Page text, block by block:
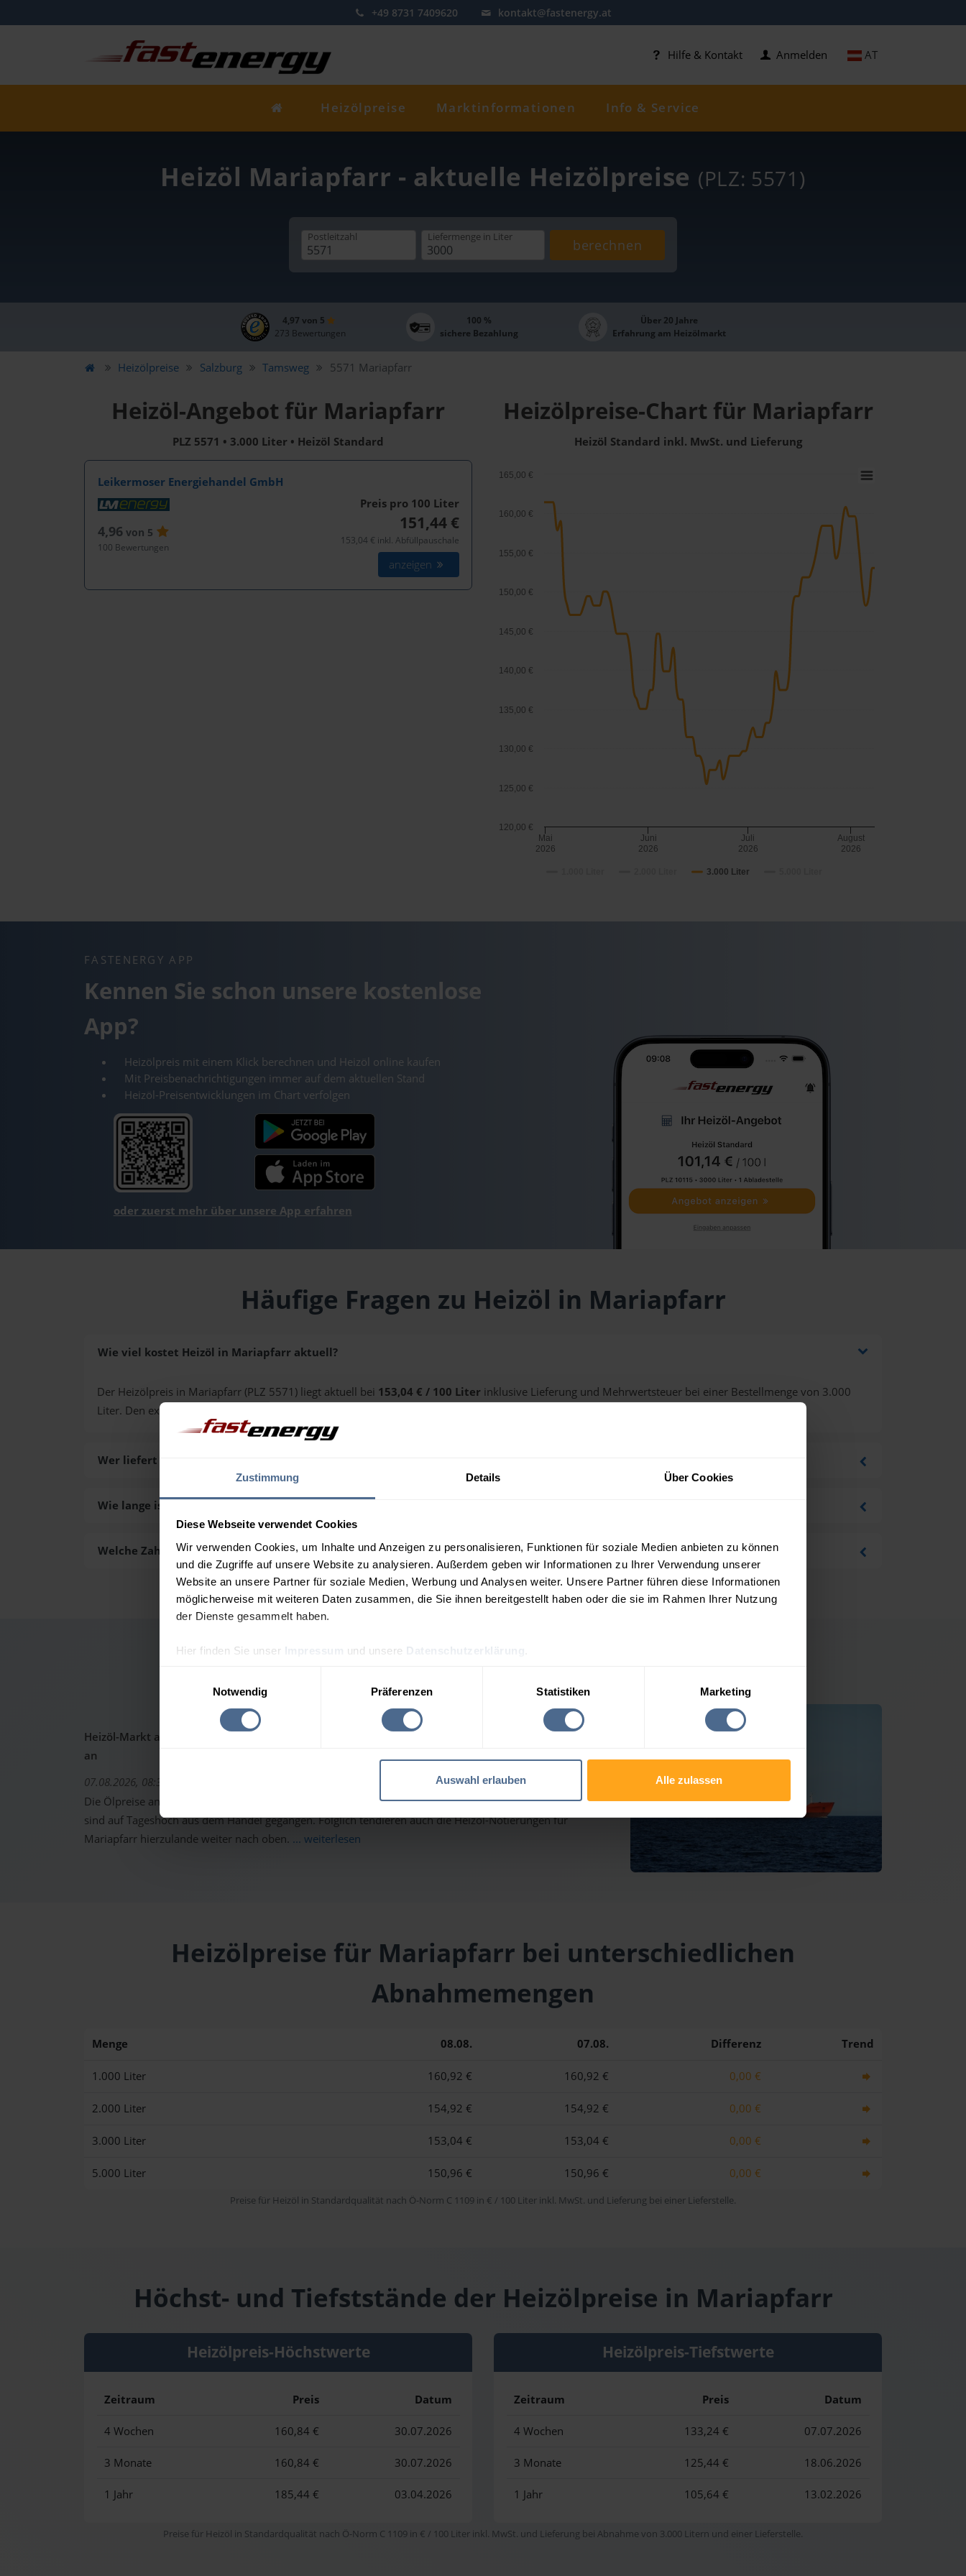
Zustimmung Details Über Cookies
Diese Webseite verwendet Cookies
Wir verwenden Cookies, um Inhalte und Anzeigen zu personalisieren, Funktionen für soziale Medien anbieten zu können
und die Zugriffe auf unsere Website zu analysieren. Außerdem geben wir Informationen zu Ihrer Verwendung unserer
Website an unsere Partner für soziale Medien, Werbung und Analysen weiter. Unsere Partner führen diese Informationen
möglicherweise mit weiteren Daten zusammen, die Sie ihnen bereitgestellt haben oder die sie im Rahmen Ihrer Nutzung
der Dienste gesammelt haben.
Hier finden Sie unser Impressum und unsere Datenschutzerklärung
Notwendig
Präferenzen Statistiken Marketing
Auswahl erlauben Alle zulassen
+49 8731 7409620 kontakt@fastenergy.at
AT
Hilfe & Kontakt Anmelden
Heizölpreise Marktinformationen Info & Service
Heizöl Mariapfarr - aktuelle Heizölpreise (PLZ: 5571)
Postleitzahl Liefermenge in Liter berechnen
4,97 von 5
273 Bewertungen
100 %
sichere Bezahlung
Über 20 Jahre
Erfahrung am Heizölmarkt
Heizölpreise Salzburg Tamsweg 5571 Mariapfarr
Heizöl-Angebot für Mariapfarr
PLZ 5571 • 3.000 Liter • Heizöl Standard
Leikermoser Energiehandel GmbH
4,96von 5
100 Bewertungen
Preis pro 100 Liter
151,44 €
153,04 € inkl. Abfüllpauschale
anzeigen
Heizölpreise-Chart für Mariapfarr
Heizöl Standard inkl. MwSt. und Lieferung
3.000 Liter
Mai
2026
Juni
2026
Juli
2026
August
2026
120,00 €
125,00 €
130,00 €
135,00 €
140,00 €
145,00 €
150,00 €
155,00 €
160,00 €
165,00 €
FASTENERGY APP
Kennen Sie schon unsere kostenlose
App?
Heizölpreis mit einem Klick berechnen und Heizöl online kaufen
Mit Preisbenachrichtigungen immer auf dem aktuellen Stand
Heizöl-Preisentwicklungen im Chart verfolgen
oder zuerst mehr über unsere App erfahren
Häufige Fragen zu Heizöl in Mariapfarr
Wie viel kostet Heizöl in Mariapfarr aktuell?
Der Heizölpreis in Mariapfarr (PLZ 5571) liegt aktuell bei 153,04 € / 100 Liter inklusive Lieferung und Mehrwertsteuer bei einer Bestellmenge von 3.000
Liter. Den exakten Preis für Ihre Wunschmenge erhalten Sie über unseren
Wer liefert das Heizöl in Mariapfarr aus?
Wie lange ist die Lieferzeit des Heizöls in Mariapfarr?
Welche Zahlungsarten gibt es?
Heizöl-Markt aktuell: Ölpreise schon wieder auf dem Weg nach oben - Heizölpreise ziehen ebenfalls
an
07.08.2026, 08:37 Uhr
Die Ölpreise an den internationalen Warenterminmärkten haben gestern weiter deutlich zugelegt und
sind auf Tageshoch aus dem Handel gegangen. Folglich tendieren auch die Heizöl-Notierungen für
Mariapfarr hierzulande weiter nach oben. ... weiterlesen
Heizölpreise für Mariapfarr bei unterschiedlichen
Abnahmemengen
Menge 08.08. 07.08. Differenz Trend
1.000 Liter 160,92 € 160,92 € 0,00 €
2.000 Liter 154,92 € 154,92 € 0,00 €
3.000 Liter 153,04 € 153,04 € 0,00 €
5.000 Liter 150,96 € 150,96 € 0,00 €
Preise für Heizöl in Standardqualität nach Ö-Norm C 1109 in € / 100 Liter inkl. MwSt. und Lieferung bei einer Lieferstelle.
Höchst- und Tiefststände der Heizölpreise in Mariapfarr
Heizölpreis-Höchstwerte
Zeitraum Preis Datum
4 Wochen 160,84 € 30.07.2026
3 Monate 160,84 € 30.07.2026
1 Jahr 185,44 € 03.04.2026
Heizölpreis-Tiefstwerte
Zeitraum Preis Datum
4 Wochen 133,24 € 07.07.2026
3 Monate 125,44 € 18.06.2026
1 Jahr 105,64 € 13.02.2026
Preise für Heizöl in Standardqualität nach Ö-Norm C 1109 in € / 100 Liter inkl. MwSt. und Lieferung bei Abnahme von 3.000 Litern und einer Lieferstelle.